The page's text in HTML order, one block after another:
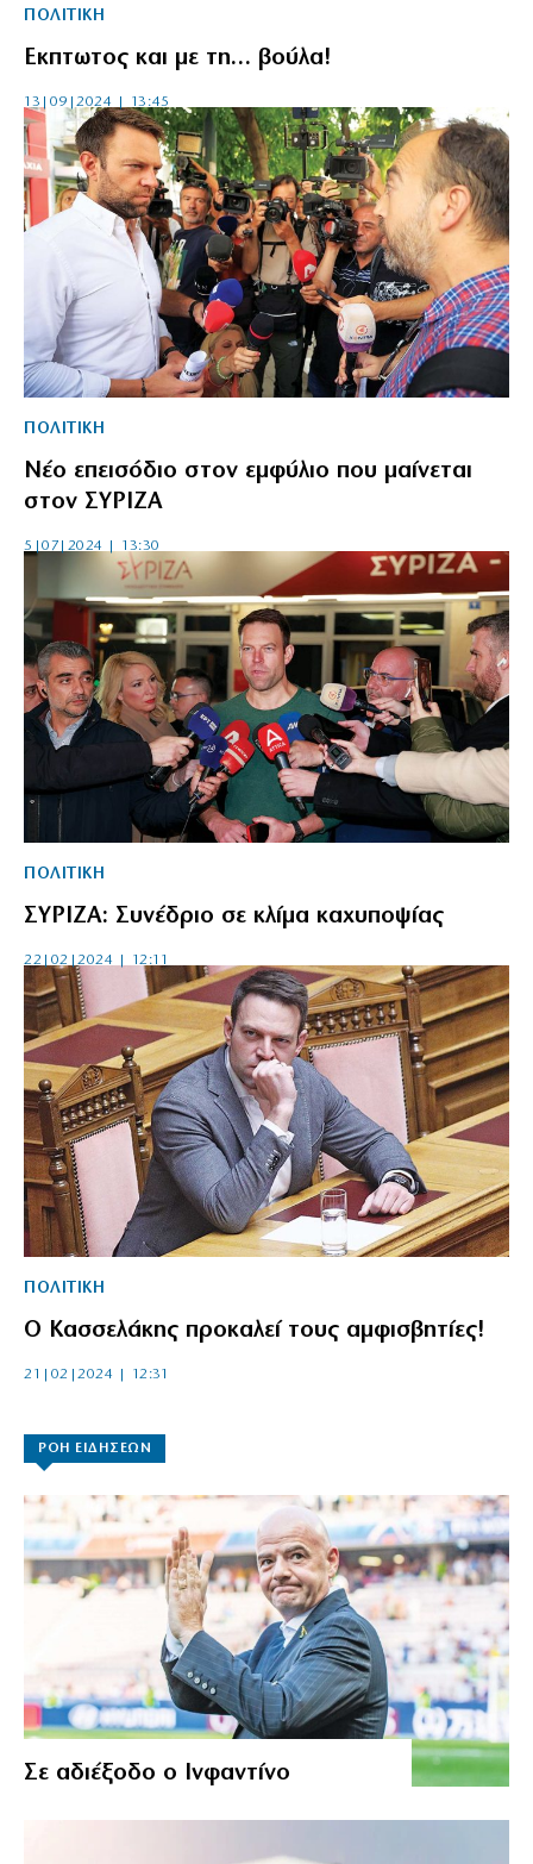
ΠΟΛΙΤΙΚΗ
Εκπτωτος και με τη… βούλα!
13|09|2024 | 13:45
ΠΟΛΙΤΙΚΗ
Νέο επεισόδιο στον εμφύλιο που μαίνεται
στον ΣΥΡΙΖΑ
5|07|2024 | 13:30
ΠΟΛΙΤΙΚΗ
ΣΥΡΙΖΑ: Συνέδριο σε κλίμα καχυποψίας
22|02|2024 | 12:11
ΠΟΛΙΤΙΚΗ
Ο Κασσελάκης προκαλεί τους αμφισβητίες!
21|02|2024 | 12:31
ΡΟΗ ΕΙΔΗΣΕΩΝ
Σε αδιέξοδο ο Ινφαντίνο